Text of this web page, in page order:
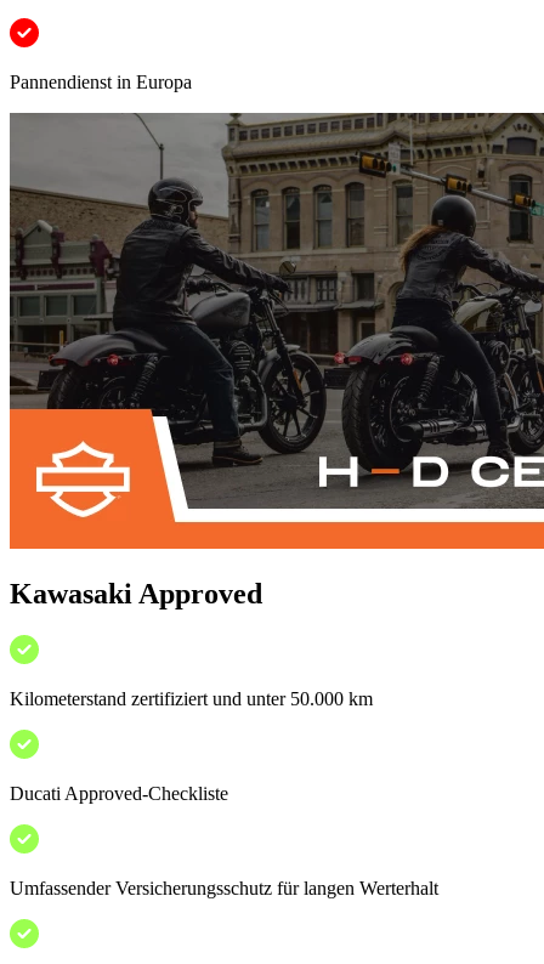
Pannendienst in Europa
Kawasaki Approved
Kilometerstand zertifiziert und unter 50.000 km
Ducati Approved-Checkliste
Umfassender Versicherungsschutz für langen Werterhalt